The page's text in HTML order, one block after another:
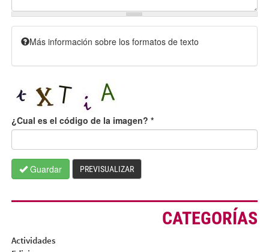
Más información sobre los formatos de texto
¿Cual es el código de la imagen? *
Guardar PREVISUALIZAR
CATEGORÍAS
Actividades